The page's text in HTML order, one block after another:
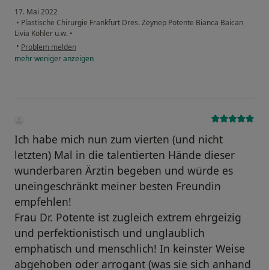
17. Mai 2022
• Plastische Chirurgie Frankfurt Dres. Zeynep Potente Bianca Baican
Livia Köhler u.w. •
• Problem melden
mehrwenigeranzeigen
Ich habe mich nun zum vierten (und nicht
letzten) Mal in die talentierten Hände dieser
wunderbaren Ärztin begeben und würde es
uneingeschränkt meiner besten Freundin
empfehlen!
Frau Dr. Potente ist zugleich extrem ehrgeizig
und perfektionistisch und unglaublich
emphatisch und menschlich! In keinster Weise
abgehoben oder arrogant (was sie sich anhand